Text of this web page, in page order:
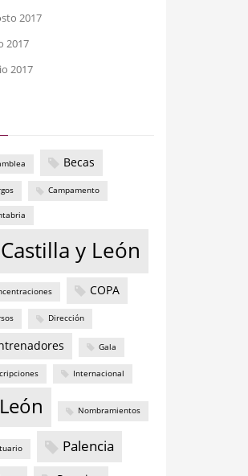
2017
2017
2017
Becas
Campamento
Castilla y León
COPA
Dirección
Gala
Internacional
León Nombramientos
Palencia